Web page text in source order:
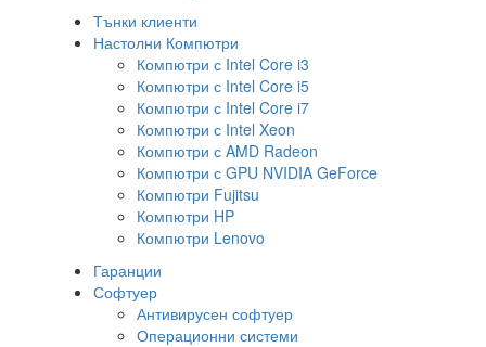
Тънки клиенти
Настолни Компютри
Компютри с Intel Core i3
Компютри с Intel Core i5
Компютри с Intel Core i7
Компютри с Intel Xeon
Компютри с AMD Radeon
Компютри с GPU NVIDIA GeForce
Компютри Fujitsu
Компютри HP
Компютри Lenovo
Гаранции
Софтуер
Антивирусен софтуер
Операционни системи